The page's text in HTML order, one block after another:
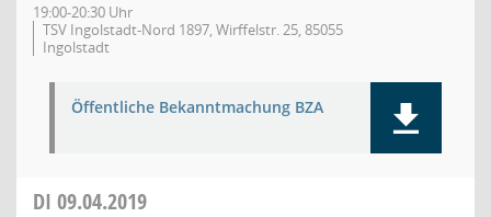
19:00-20:30 Uhr
TSV Ingolstadt-Nord 1897, Wirffelstr. 25, 85055
Ingolstadt
Öffentliche Bekanntmachung BZA
DI 09.04.2019